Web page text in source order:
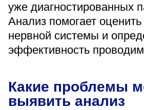
Адрес
399000, г. Липецк,
Ленинский лесхоз, квартал 67
Понедельник — четверг
08:00–16:45
перерыв 12:00–12:30
08:00–15:45
перерыв 12:00–12:30
Администратор
уже диагностированных
Анализ помогает
нервной системы и
эффективность
Какие проблемы
выявить анализ